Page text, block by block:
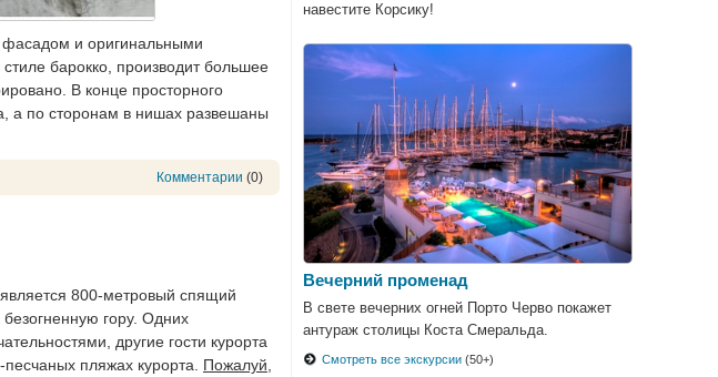
и оригинальными
барокко, производит большее
В конце просторного
а по сторонам в нишах развешаны
Комментарии (0)
800-метровый спящий
гору. Одних
другие гости курорта
пляжах курорта. Пожалуй,
навестите Корсику!
Вечерний променад
В свете вечерних огней Порто Черво покажет
антураж столицы Коста Смеральда.
Смотреть все экскурсии (50+)